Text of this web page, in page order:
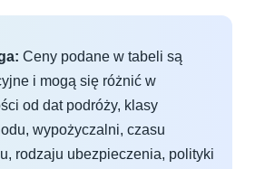
Ceny podane w tabeli są
i mogą się różnić w
od dat podróży, klasy
wypożyczalni, czasu
rodzaju ubezpieczenia, polityki